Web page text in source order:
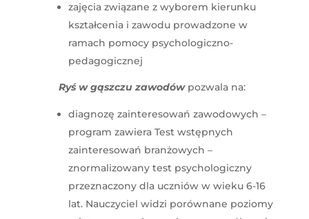
zajęcia związane z wyborem kierunku
kształcenia i zawodu prowadzone w
ramach pomocy psychologiczno-
pedagogicznej
Ryś w gąszczu zawodówpozwala na:
diagnozę zainteresowań zawodowych –
program zawiera Test wstępnych
zainteresowań branżowych –
znormalizowany test psychologiczny
przeznaczony dla uczniów w wieku 6-16
lat. Nauczyciel widzi porównane poziomy